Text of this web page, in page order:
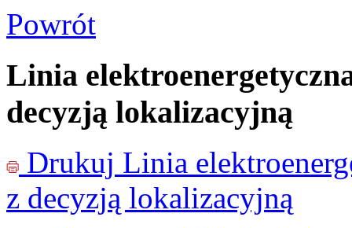
Powrót
Linia
decyzją lokalizacyjną
Drukuj Linia
z decyzją lokalizacyjną